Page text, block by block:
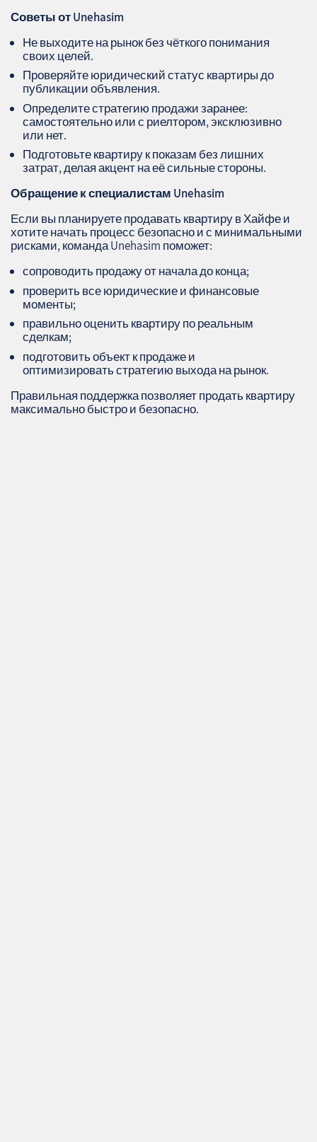
Советы от Unehasim
Не выходите на рынок без чёткого понимания
своих целей.
Проверяйте юридический статус квартиры до
публикации объявления.
Определите стратегию продажи заранее:
самостоятельно или с риелтором, эксклюзивно
или нет.
Подготовьте квартиру к показам без лишних
затрат, делая акцент на её сильные стороны.
Обращение к специалистам Unehasim
Если вы планируете продавать квартиру в Хайфе и
хотите начать процесс безопасно и с минимальными
рисками, команда Unehasim поможет:
сопроводить продажу от начала до конца;
проверить все юридические и финансовые
моменты;
правильно оценить квартиру по реальным
сделкам;
подготовить объект к продаже и
оптимизировать стратегию выхода на рынок.
Правильная поддержка позволяет продать квартиру
максимально быстро и безопасно.